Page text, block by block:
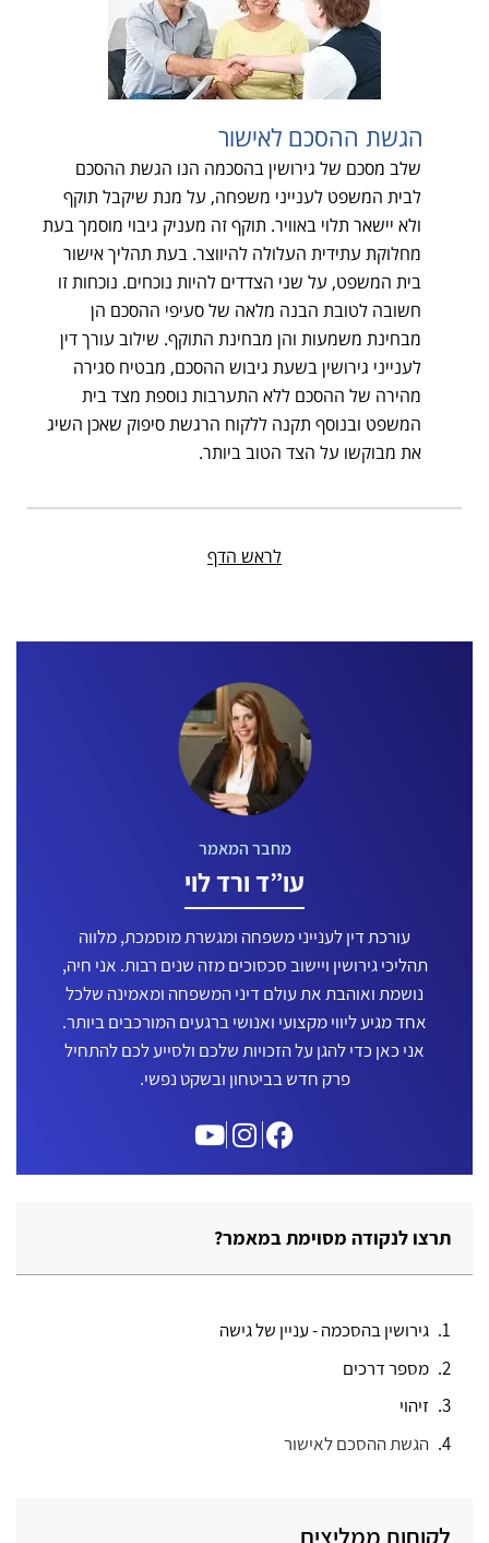
הגשת ההסכם לאישור
שלב מסכם של גירושין בהסכמה הנו הגשת ההסכם
לבית המשפט לענייני משפחה, על מנת שיקבל תוקף
ולא יישאר תלוי באוויר. תוקף זה מעניק גיבוי מוסמך בעת
מחלוקת עתידית העלולה להיווצר. בעת תהליך אישור
בית המשפט, על שני הצדדים להיות נוכחים. נוכחות זו
חשובה לטובת הבנה מלאה של סעיפי ההסכם הן
מבחינת משמעות והן מבחינת התוקף. שילוב עורך דין
לענייני גירושין בשעת גיבוש ההסכם, מבטיח סגירה
מהירה של ההסכם ללא התערבות נוספת מצד בית
המשפט ובנוסף תקנה ללקוח הרגשת סיפוק שאכן השיג
את מבוקשו על הצד הטוב ביותר.
לראש הדף
עו”ד ורד לוי
עורכת דין לענייני משפחה ומגשרת מוסמכת, מלווה
תהליכי גירושין ויישוב סכסוכים מזה שנים רבות. אני חיה,
נושמת ואוהבת את עולם דיני המשפחה ומאמינה שלכל
אחד מגיע ליווי מקצועי ואנושי ברגעים המורכבים ביותר.
אני כאן כדי להגן על הזכויות שלכם ולסייע לכם להתחיל
פרק חדש בביטחון ובשקט נפשי.
תרצו לנקודה מסוימת במאמר?
גירושין בהסכמה - עניין של גישה
מספר דרכים
זיהוי
הגשת ההסכם לאישור
לקוחות ממליצים